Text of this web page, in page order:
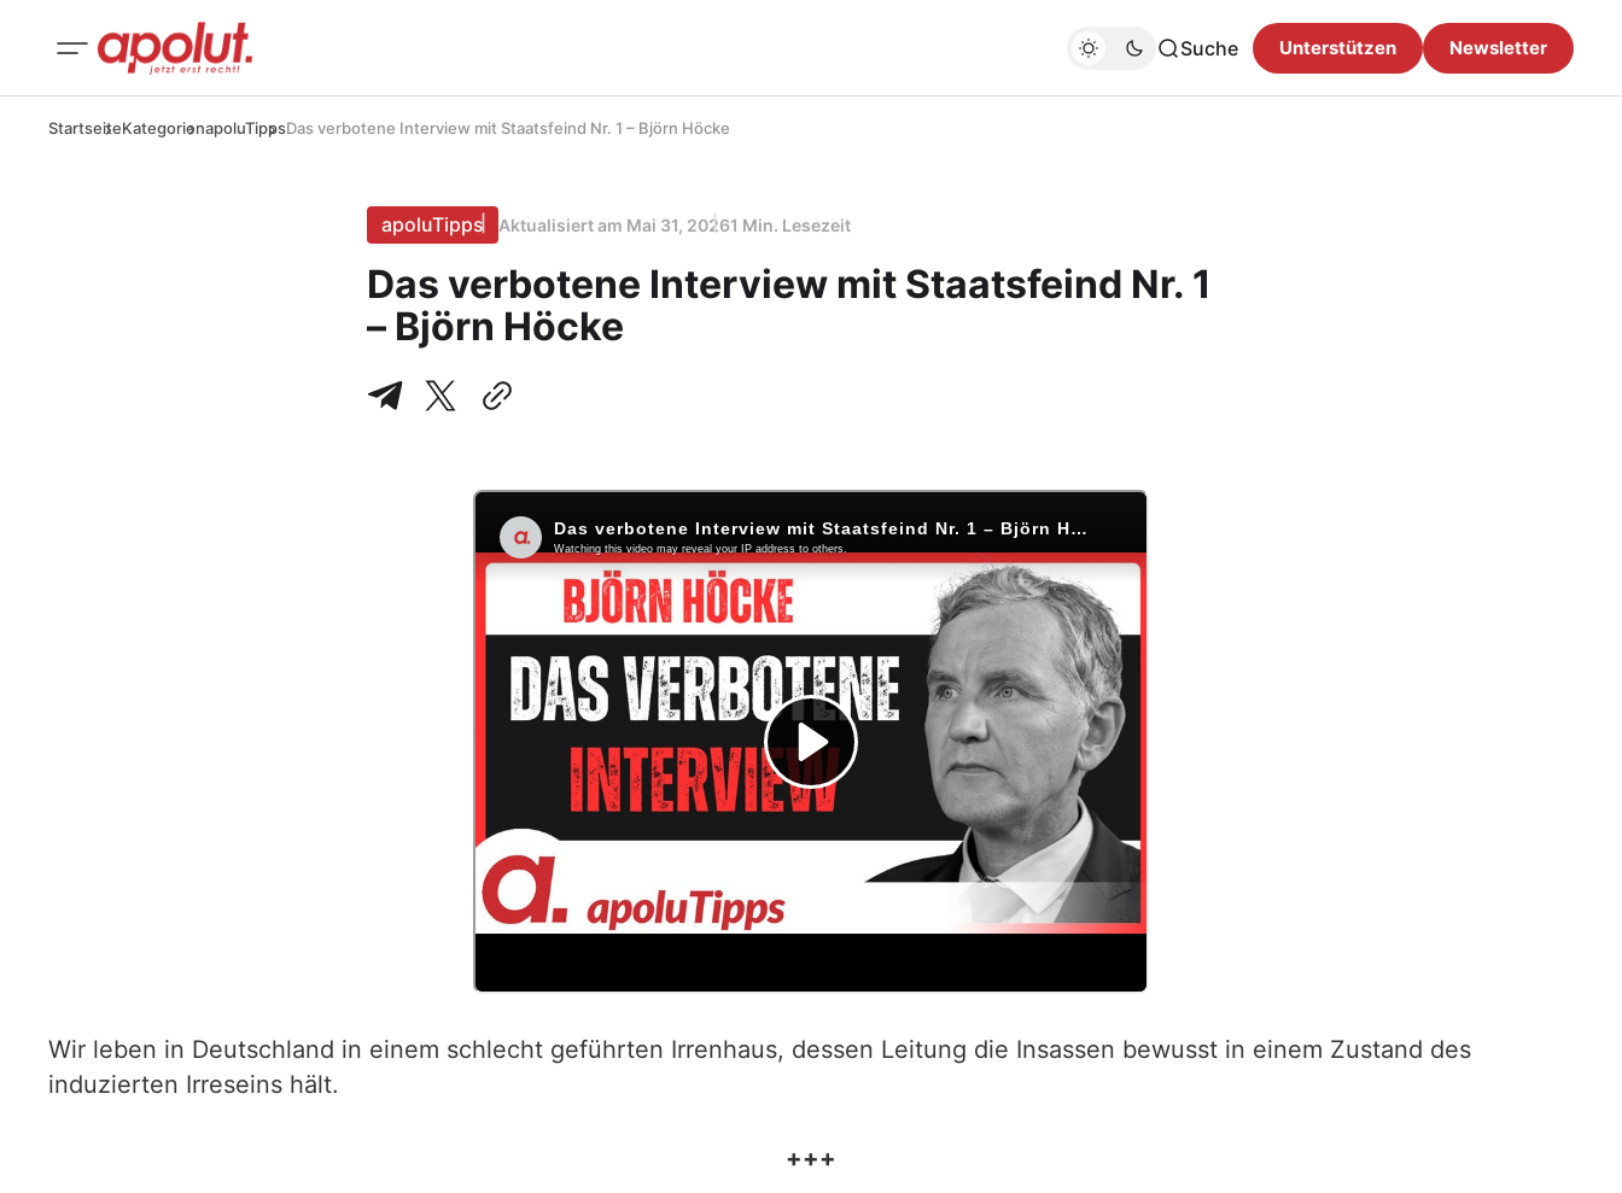
Suche Unterstützen Newsletter
StartseiteKategorienapoluTippsDas verbotene Interview mit Staatsfeind Nr. 1 – Björn Höcke
apoluTipps Aktualisiert am Mai 31, 20261 Min. Lesezeit
Das verbotene Interview mit Staatsfeind Nr. 1
– Björn Höcke
Wir leben in Deutschland in einem schlecht geführten Irrenhaus, dessen Leitung die Insassen bewusst in einem Zustand des
induzierten Irreseins hält.
+++